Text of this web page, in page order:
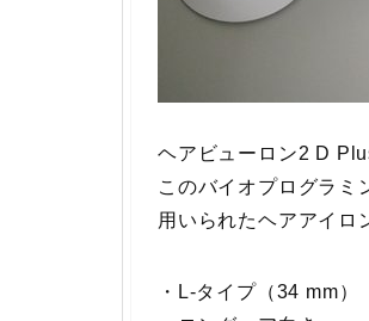
ヘアビューロン2 D
このバイオプログラミ
用いられたヘアアイロ
・L-タイプ（34 mm）